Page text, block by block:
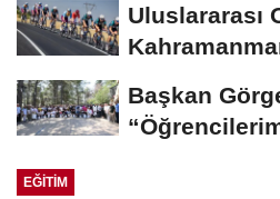
Uluslararası
Başkan
EĞİTİM